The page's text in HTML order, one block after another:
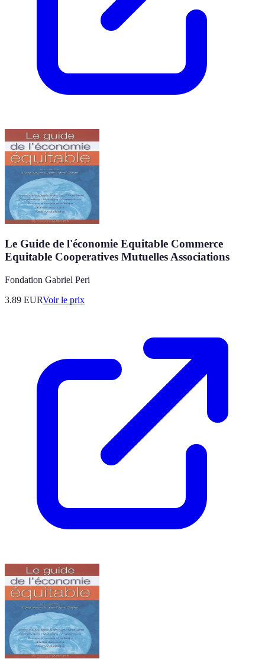
Le Guide de l'économie Equitable Commerce
Equitable Cooperatives Mutuelles Associations
Fondation Gabriel Peri
3.89 EURVoir le prix